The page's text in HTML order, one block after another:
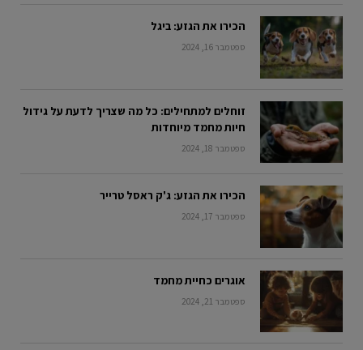
הכירו את הגזע: ביגל
ספטמבר 16, 2024
זוחלים למתחילים: כל מה שצריך לדעת על גידול
חיות מחמד מיוחדות
ספטמבר 18, 2024
הכירו את הגזע: ג'ק ראסל טרייר
ספטמבר 17, 2024
אוגרים כחיית מחמד
ספטמבר 21, 2024